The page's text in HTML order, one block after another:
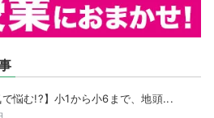
で悩む!?】小1から小6まで、地頭...